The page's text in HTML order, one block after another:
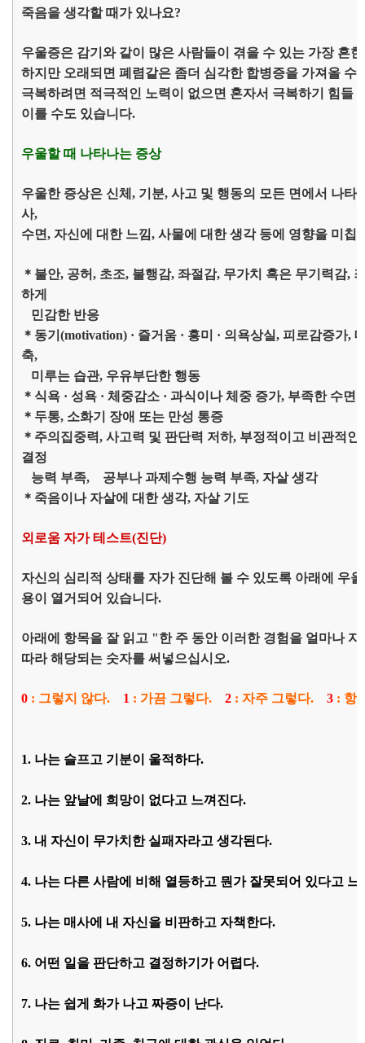
죽음을 생각할 때가 있나요?
우울증은 감기와 같이 많은 사람들이 겪을 수 있는 가장 흔
하지만 오래되면 폐렴같은 좀더 심각한 합병증을 가져올 수
극복하려면 적극적인 노력이 없으면 혼자서 극복하기 힘들
이를 수도 있습니다.
우울할 때 나타나는 증상
우울한 증상은 신체, 기분, 사고 및 행동의 모든 면에서 나타
사,
수면, 자신에 대한 느낌, 사물에 대한 생각 등에 영향을 미칩
＊불안, 공허, 초조, 불행감, 좌절감, 무가치 혹은 무기력감,
하게
민감한 반응
＊동기(motivation) · 즐거움 · 흥미 · 의욕상실, 피로감증가,
축,
미루는 습관, 우유부단한 행동
＊식욕 · 성욕 · 체중감소 · 과식이나 체중 증가, 부족한 수면
＊두통, 소화기 장애 또는 만성 통증
＊주의집중력, 사고력 및 판단력 저하, 부정적이고 비관적
결정
능력 부족, 공부나 과제수행 능력 부족, 자살 생각
＊죽음이나 자살에 대한 생각, 자살 기도
외로움 자가 테스트(진단)
자신의 심리적 상태를 자가 진단해 볼 수 있도록 아래에 우
용이 열거되어 있습니다.
아래에 항목을 잘 읽고 "한 주 동안 이러한 경험을 얼마나
따라 해당되는 숫자를 써넣으십시오.
0 : 그렇지 않다. 1 : 가끔 그렇다. 2 : 자주 그렇다. 3 : 항
1. 나는 슬프고 기분이 울적하다.
2. 나는 앞날에 희망이 없다고 느껴진다.
3. 내 자신이 무가치한 실패자라고 생각된다.
4. 나는 다른 사람에 비해 열등하고 뭔가 잘못되어 있다고 느
5. 나는 매사에 내 자신을 비판하고 자책한다.
6. 어떤 일을 판단하고 결정하기가 어렵다.
7. 나는 쉽게 화가 나고 짜증이 난다.